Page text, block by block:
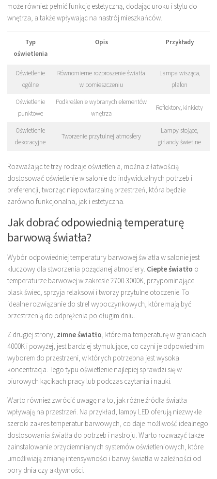
może również pełnić funkcję estetyczną, dodając uroku i stylu do
wnętrza, a także wpływając na nastrój mieszkańców.
Typ
oświetlenia
Opis Przykłady
Oświetlenie
ogólne
Równomierne rozproszenie światła
w pomieszczeniu
Lampa wisząca,
plafon
Oświetlenie
punktowe
Podkreślenie wybranych elementów
wnętrza
Reflektory, kinkiety
Oświetlenie
dekoracyjne
Tworzenie przytulnej atmosfery
Lampy stojące,
girlandy świetlne
Rozważając te trzy rodzaje oświetlenia, można z łatwością
dostosować oświetlenie w salonie do indywidualnych potrzeb i
preferencji, tworząc niepowtarzalną przestrzeń, która będzie
zarówno funkcjonalna, jak i estetyczna.
Jak dobrać odpowiednią temperaturę
barwową światła?
Wybór odpowiedniej temperatury barwowej światła w salonie jest
kluczowy dla stworzenia pożądanej atmosfery. Ciepłe światło o
temperaturze barwowej w zakresie 2700-3000K, przypominające
blask świec, sprzyja relaksowi i tworzy przytulne otoczenie. To
idealne rozwiązanie do stref wypoczynkowych, które mają być
przestrzenią do odprężenia po długim dniu.
Z drugiej strony, zimne światło, które ma temperaturę w granicach
4000K i powyżej, jest bardziej stymulujące, co czyni je odpowiednim
wyborem do przestrzeni, w których potrzebna jest wysoka
koncentracja. Tego typu oświetlenie najlepiej sprawdzi się w
biurowych kącikach pracy lub podczas czytania i nauki.
Warto również zwrócić uwagę na to, jak różne źródła światła
wpływają na przestrzeń. Na przykład, lampy LED oferują niezwykle
szeroki zakres temperatur barwowych, co daje możliwość idealnego
dostosowania światła do potrzeb i nastroju. Warto rozważyć także
zainstalowanie przyciemnianych systemów oświetleniowych, które
umożliwiają zmianę intensywności i barwy światła w zależności od
pory dnia czy aktywności.